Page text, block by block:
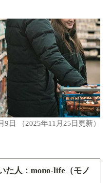
9日 （2025年11月25日更新）
た人：mono-life（モノ